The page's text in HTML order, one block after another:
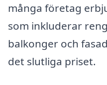
många företag
som inkluderar
balkonger och
det slutliga priset.